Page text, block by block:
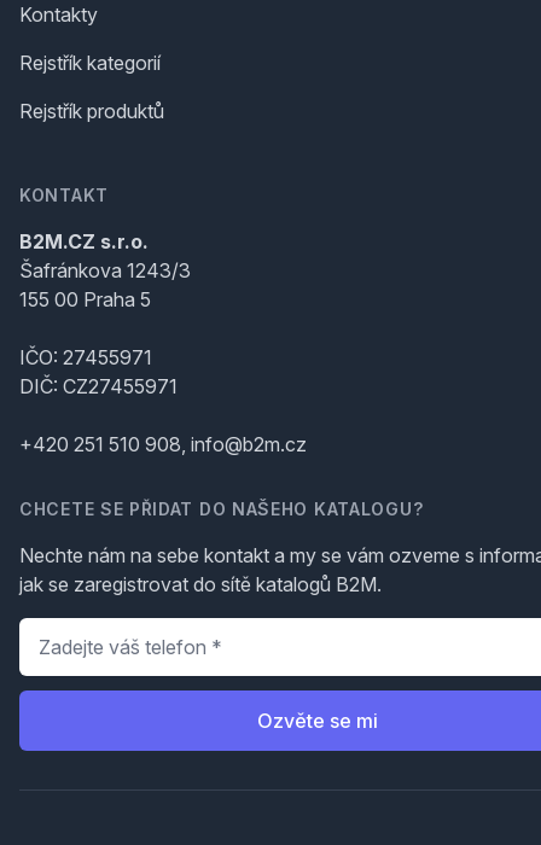
Kontakty
Rejstřík kategorií
Rejstřík produktů
KONTAKT
B2M.CZ s.r.o.
Šafránkova 1243/3
155 00 Praha 5
IČO: 27455971
DIČ: CZ27455971
+420 251 510 908, info@b2m.cz
CHCETE SE PŘIDAT DO NAŠEHO KATALOGU?
Nechte nám na sebe kontakt a my se vám ozveme s
jak se zaregistrovat do sítě katalogů B2M.
Telefon
Ozvěte se mi